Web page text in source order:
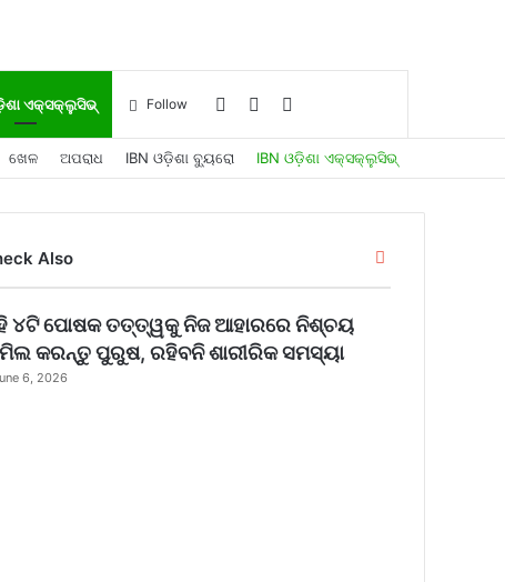
ଏକ୍ସକ୍ଲୁସିଭ୍
for
Sidebar
Log
In
Follow
ଖେଳ ଅପରାଧ IBN ଓଡ଼ିଶା ବ୍ୟୁରୋ IBN ଓଡ଼ିଶା ଏକ୍ସକ୍ଲୁସିଭ୍
Also Close
୪ଟି ପୋଷକ ତତ୍ତ୍ୱକୁ ନିଜ ଆହାରରେ ନିଶ୍ଚୟ
କରନ୍ତୁ ପୁରୁଷ, ରହିବନି ଶାରୀରିକ ସମସ୍ୟା
6, 2026